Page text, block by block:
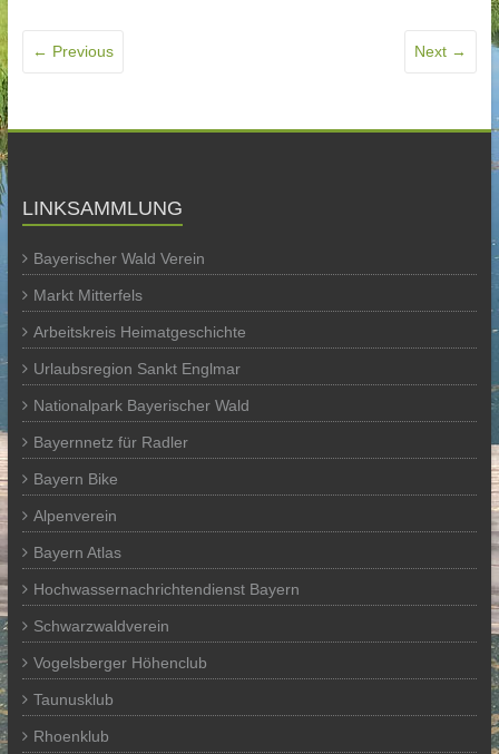
← Previous Next →
LINKSAMMLUNG
Bayerischer Wald Verein
Markt Mitterfels
Arbeitskreis Heimatgeschichte
Urlaubsregion Sankt Englmar
Nationalpark Bayerischer Wald
Bayernnetz für Radler
Bayern Bike
Alpenverein
Bayern Atlas
Hochwassernachrichtendienst Bayern
Schwarzwaldverein
Vogelsberger Höhenclub
Taunusklub
Rhoenklub